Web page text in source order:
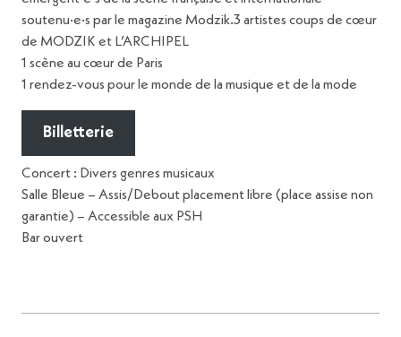
soutenu·e·s par le magazine Modzik.3 artistes coups de cœur
de MODZIK et L’ARCHIPEL
1 scène au cœur de Paris
1 rendez-vous pour le monde de la musique et de la mode
Billetterie
Concert : Divers genres musicaux
Salle Bleue – Assis/Debout placement libre (place assise non
garantie) – Accessible aux PSH
Bar ouvert